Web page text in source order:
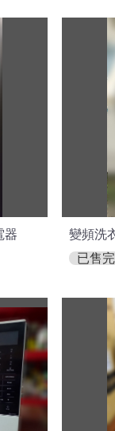
器
變頻洗
已售完